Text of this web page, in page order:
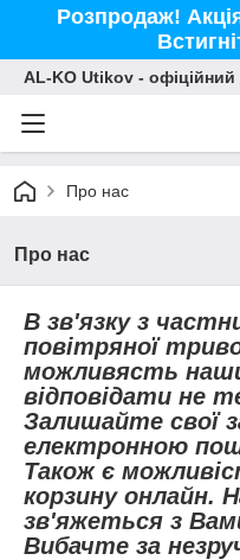
Розпродаж!
AL-KO Utikov - офіційний
Про нас
Про нас
В зв'язку з
повітряної
можливясть
відповідати не
Залишайте свої
електронною
Також є
корзину онлайн.
зв'яжеться з
Вибачте за